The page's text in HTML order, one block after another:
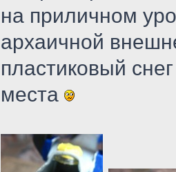
на приличном
архаичной
пластиковый
места